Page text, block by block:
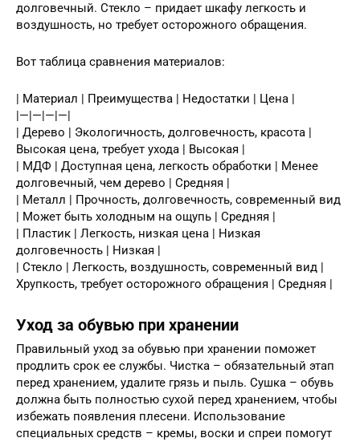
долговечный. Стекло – придает шкафу легкость и
воздушность, но требует осторожного обращения.
Вот таблица сравнения материалов:
| Материал | Преимущества | Недостатки | Цена |
|—|—|—|—|
| Дерево | Экологичность, долговечность, красота |
Высокая цена, требует ухода | Высокая |
| МДФ | Доступная цена, легкость обработки | Менее
долговечный, чем дерево | Средняя |
| Металл | Прочность, долговечность, современный вид
| Может быть холодным на ощупь | Средняя |
| Пластик | Легкость, низкая цена | Низкая
долговечность | Низкая |
| Стекло | Легкость, воздушность, современный вид |
Хрупкость, требует осторожного обращения | Средняя |
Уход за обувью при хранении
Правильный уход за обувью при хранении поможет
продлить срок ее службы. Чистка – обязательный этап
перед хранением, удалите грязь и пыль. Сушка – обувь
должна быть полностью сухой перед хранением, чтобы
избежать появления плесени. Использование
специальных средств – кремы, воски и спреи помогут